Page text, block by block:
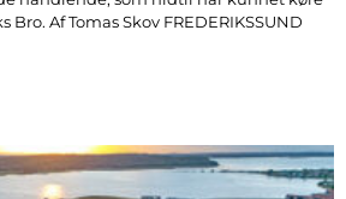
Af Tomas Skov FREDERIKSSUND